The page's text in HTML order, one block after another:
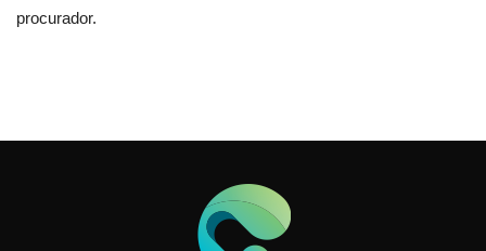
procurador.